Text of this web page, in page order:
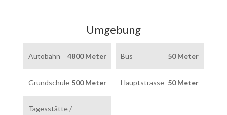
Umgebung
Autobahn 4800 Meter Bus 50 Meter
Grundschule 500 Meter Hauptstrasse 50 Meter
Tagesstätte /